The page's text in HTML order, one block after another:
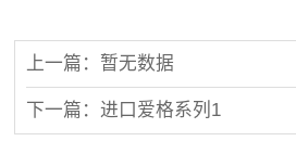
上一篇：暂无数据
下一篇：进口爱格系列1